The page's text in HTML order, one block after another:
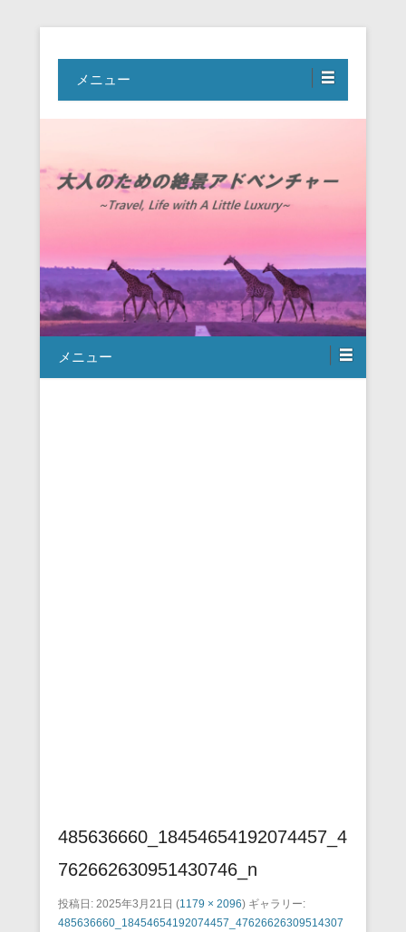
大人のための絶景アドベンチャー
メニュー
メニュー
485636660_18454654192074457_4
762662630951430746_n
投稿日: 2025年3月21日 (1179 × 2096) ギャラリー:
485636660_18454654192074457_47626626309514307